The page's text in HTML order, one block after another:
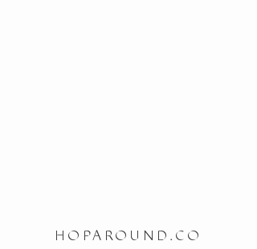
HOPAROUND.CO